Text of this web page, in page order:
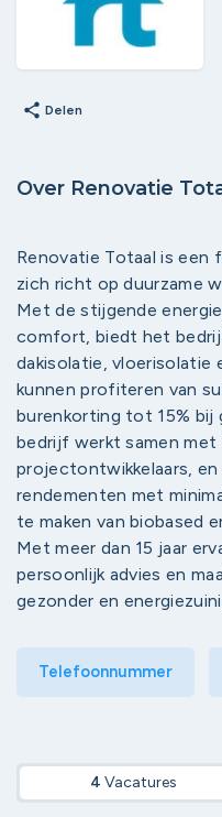
share Delen
Over Renovatie
Renovatie Totaal is een
zich richt op duurzame
Met de stijgende
comfort, biedt het
dakisolatie, vloerisolatie
kunnen profiteren van
burenkorting tot 15% bij
bedrijf werkt samen met
projectontwikkelaars,
rendementen met
te maken van biobased
Met meer dan 15 jaar
persoonlijk advies en
gezonder en
Telefoonnummer
4 Vacatures